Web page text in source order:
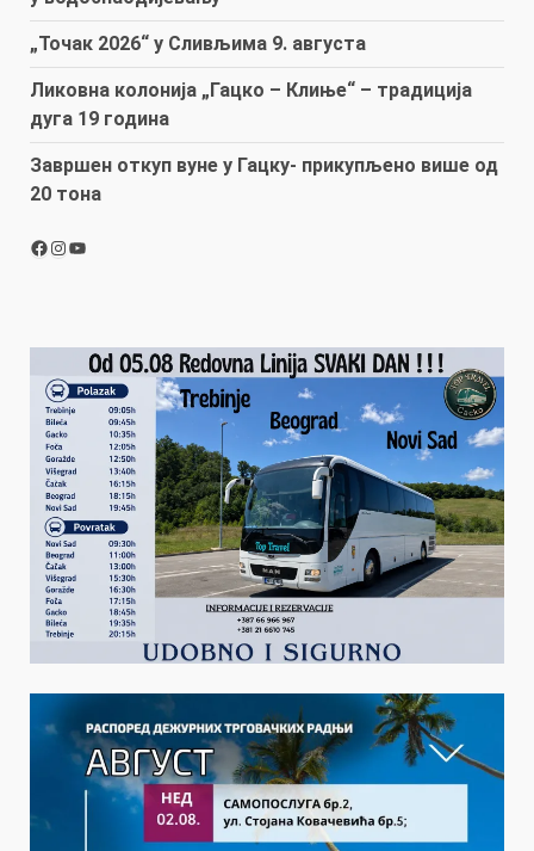
„Точак 2026“ у Сливљима 9. августа
Ликовна колонија „Гацко – Клиње“ – традиција
дуга 19 година
Завршен откуп вуне у Гацку- прикупљено више од
20 тона
Facebook
Instagram
YouTube